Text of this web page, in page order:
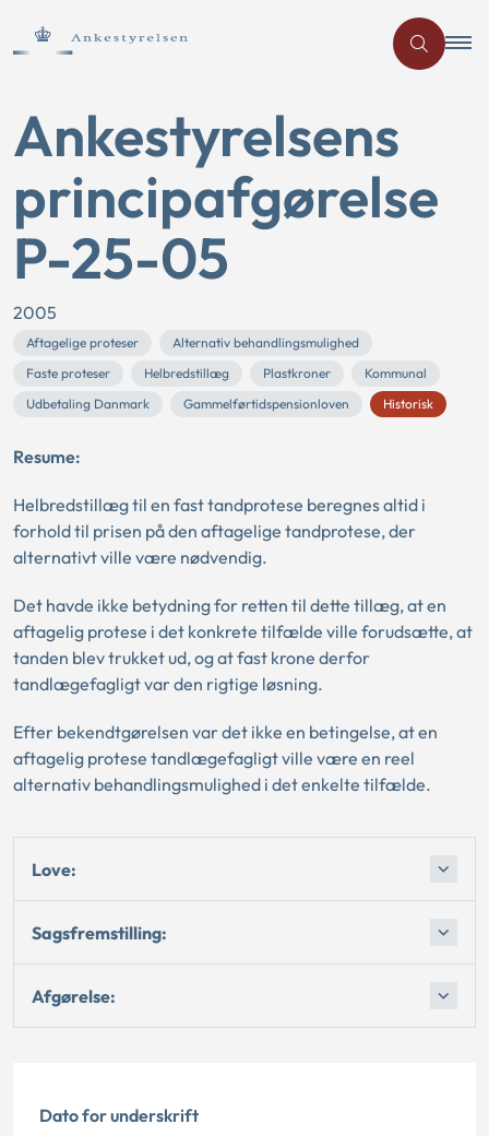
Ankestyrelsens
principafgørelse
P-25-05
2005
Aftagelige proteser
Alternativ behandlingsmulighed
Faste proteser
Helbredstillæg Plastkroner
Kommunal
Udbetaling Danmark
Gammelførtidspensionloven Historisk
Resume:
Helbredstillæg til en fast tandprotese beregnes altid i
forhold til prisen på den aftagelige tandprotese, der
alternativt ville være nødvendig.
Det havde ikke betydning for retten til dette tillæg, at en
aftagelig protese i det konkrete tilfælde ville forudsætte, at
tanden blev trukket ud, og at fast krone derfor
tandlægefagligt var den rigtige løsning.
Efter bekendtgørelsen var det ikke en betingelse, at en
aftagelig protese tandlægefagligt ville være en reel
alternativ behandlingsmulighed i det enkelte tilfælde.
Love:
Sagsfremstilling:
Afgørelse:
Dato for underskrift